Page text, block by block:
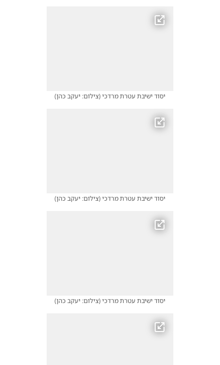
יסוד ישיבת עטרת מרדכי(צילום: יעקב כהן)
יסוד ישיבת עטרת מרדכי(צילום: יעקב כהן)
יסוד ישיבת עטרת מרדכי(צילום: יעקב כהן)